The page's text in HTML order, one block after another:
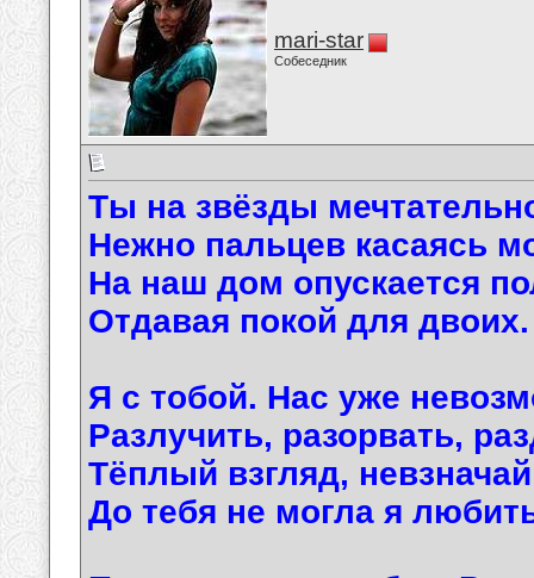
mari-star
Собеседник
Ты на звёзды
Нежно пальцев касаясь
На наш дом опускается
Отдавая покой для двоих.
Я с тобой. Нас уже
Разлучить, разорвать,
Тёплый взгляд,
До тебя не могла я